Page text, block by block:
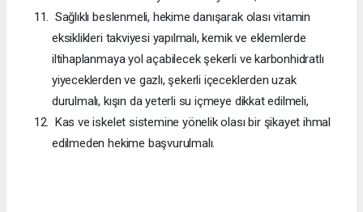
Sağlıklı beslenmeli, hekime danışarak olası vitamin
eksiklikleri takviyesi yapılmalı, kemik ve eklemlerde
iltihaplanmaya yol açabilecek şekerli ve karbonhidratlı
yiyeceklerden ve gazlı, şekerli içeceklerden uzak
durulmalı, kışın da yeterli su içmeye dikkat edilmeli,
Kas ve iskelet sistemine yönelik olası bir şikayet ihmal
edilmeden hekime başvurulmalı.